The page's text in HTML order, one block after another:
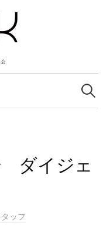
検
索:
ダイジェ
ッフ